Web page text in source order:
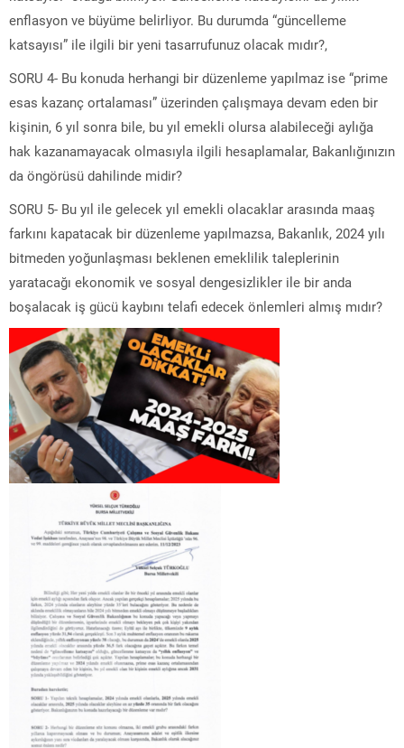
enflasyon ve büyüme belirliyor. Bu durumda “güncelleme
katsayısı” ile ilgili bir yeni tasarrufunuz olacak mıdır?,
SORU 4- Bu konuda herhangi bir düzenleme yapılmaz ise “prime
esas kazanç ortalaması” üzerinden çalışmaya devam eden bir
kişinin, 6 yıl sonra bile, bu yıl emekli olursa alabileceği aylığa
hak kazanamayacak olmasıyla ilgili hesaplamalar, Bakanlığınızın
da öngörüsü dahilinde midir?
SORU 5- Bu yıl ile gelecek yıl emekli olacaklar arasında maaş
farkını kapatacak bir düzenleme yapılmazsa, Bakanlık, 2024 yılı
bitmeden yoğunlaşması beklenen emeklilik taleplerinin
yaratacağı ekonomik ve sosyal dengesizlikler ile bir anda
boşalacak iş gücü kaybını telafi edecek önlemleri almış mıdır?